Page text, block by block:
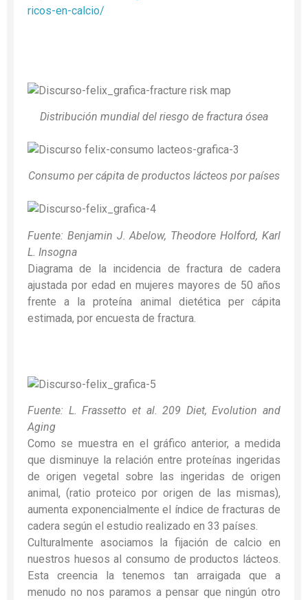
ricos-en-calcio/
Distribución mundial del riesgo de fractura ósea
Consumo per cápita de productos lácteos por países
Fuente: Benjamin J. Abelow, Theodore Holford, Karl
L. Insogna
Diagrama de la incidencia de fractura de cadera
ajustada por edad en mujeres mayores de 50 años
frente a la proteína animal dietética per cápita
estimada, por encuesta de fractura.
Fuente: L. Frassetto et al. 209 Diet, Evolution and
Aging
Como se muestra en el gráfico anterior, a medida
que disminuye la relación entre proteínas ingeridas
de origen vegetal sobre las ingeridas de origen
animal, (ratio proteico por origen de las mismas),
aumenta exponencialmente el índice de fracturas de
cadera según el estudio realizado en 33 países.
Culturalmente asociamos la fijación de calcio en
nuestros huesos al consumo de productos lácteos.
Esta creencia la tenemos tan arraigada que a
menudo no nos paramos a pensar que ningún otro